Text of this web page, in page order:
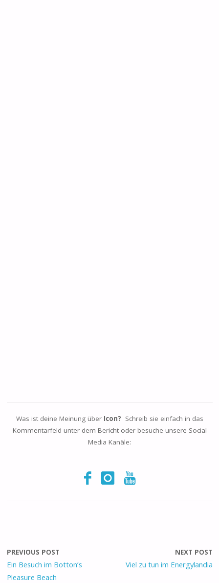
Was ist deine Meinung über Icon? Schreib sie einfach in das
Kommentarfeld unter dem Bericht oder besuche unsere Social
Media Kanäle:
PREVIOUS POST
Ein Besuch im Botton’s
Pleasure Beach
NEXT POST
Viel zu tun im Energylandia